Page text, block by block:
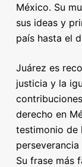
México. Su
sus ideas y
país hasta el
Juárez es
justicia y la
derecho en
testimonio de
Su frase más